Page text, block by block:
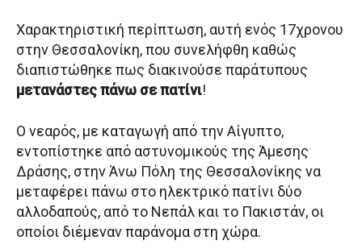
Χαρακτηριστική περίπτωση, αυτή ενός 17χρονου
στην Θεσσαλονίκη, που συνελήφθη καθώς
διαπιστώθηκε πως διακινούσε παράτυπους
μετανάστες πάνω σε πατίνι!
Ο νεαρός, με καταγωγή από την Αίγυπτο,
εντοπίστηκε από αστυνομικούς της Άμεσης
Δράσης, στην Άνω Πόλη της Θεσσαλονίκης να
μεταφέρει πάνω στο ηλεκτρικό πατίνι δύο
αλλοδαπούς, από το Νεπάλ και το Πακιστάν, οι
οποίοι διέμεναν παράνομα στη χώρα.